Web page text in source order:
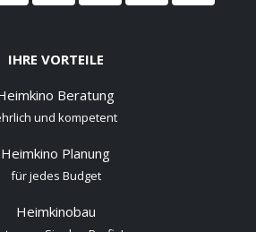
IHRE VORTEILE
Beratung
und kompetent
Heimkino Planung
für jedes Budget
Heimkinobau